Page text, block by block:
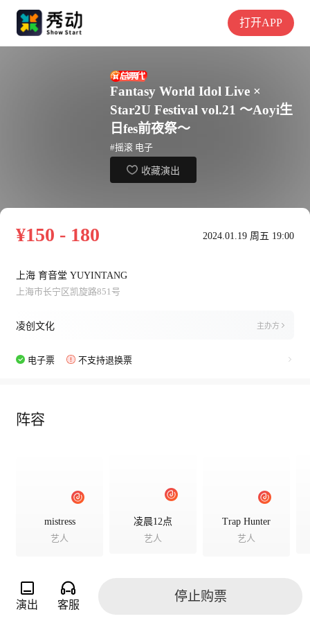
打开APP
Fantasy World Idol Live ×
Star2U Festival vol.21 ～Aoyi生
日fes前夜祭～
#摇滚 电子
收藏演出
¥150 - 180 2024.01.19 周五 19:00
上海 育音堂 YUYINTANG
上海市长宁区凯旋路851号
凌创文化 主办方
电子票 不支持退换票
阵容
mistress
艺人
凌晨12点
艺人
Trap Hunter
艺人
演出 客服
停止购票